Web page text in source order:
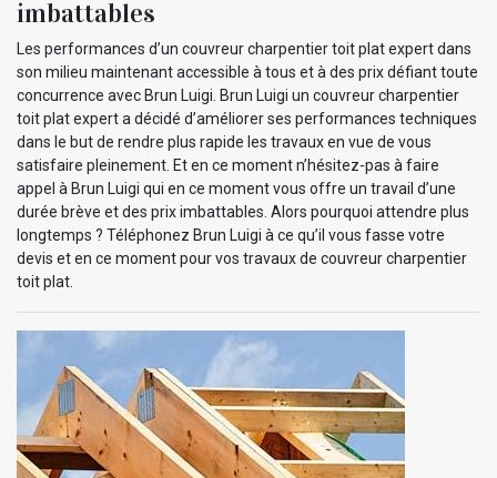
imbattables
Les performances d’un couvreur charpentier toit plat expert dans
son milieu maintenant accessible à tous et à des prix défiant toute
concurrence avec Brun Luigi. Brun Luigi un couvreur charpentier
toit plat expert a décidé d’améliorer ses performances techniques
dans le but de rendre plus rapide les travaux en vue de vous
satisfaire pleinement. Et en ce moment n’hésitez-pas à faire
appel à Brun Luigi qui en ce moment vous offre un travail d’une
durée brève et des prix imbattables. Alors pourquoi attendre plus
longtemps ? Téléphonez Brun Luigi à ce qu’il vous fasse votre
devis et en ce moment pour vos travaux de couvreur charpentier
toit plat.